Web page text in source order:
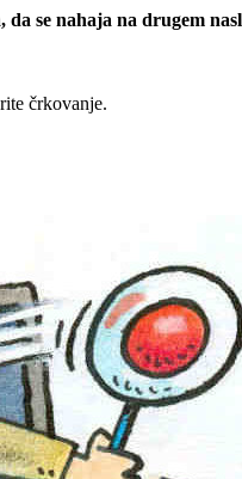
se nahaja na drugem
črkovanje.